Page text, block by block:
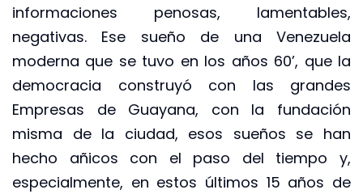
informaciones penosas, lamentables,
negativas. Ese sueño de una Venezuela
moderna que se tuvo en los años 60’, que la
democracia construyó con las grandes
Empresas de Guayana, con la fundación
misma de la ciudad, esos sueños se han
hecho añicos con el paso del tiempo y,
especialmente, en estos últimos 15 años de